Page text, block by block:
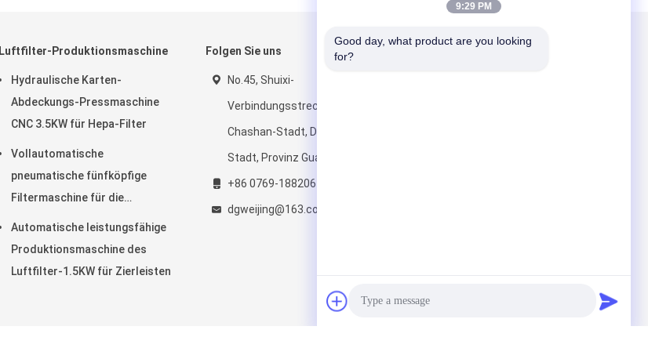
Luftfilter-Produktionsmaschine
Hydraulische Karten-
Abdeckungs-Pressmaschine
CNC 3.5KW für Hepa-Filter
Vollautomatische
pneumatische fünfköpfige
Filtermaschine für die
Automatische leistungsfähige
Produktionsmaschine des
Luftfilter-1.5KW für Zierleisten
Folgen Sie uns
No.45, Shuixi-
Verbindungsstrecke, Hanxi,
Chashan-Stadt, Dongguan-
Stadt, Provinz Guangdong
+86 0769-18820617197
dgweijing@163.com
Mailen Sie uns
9:29 PM
Good day, what product are you looking
for?